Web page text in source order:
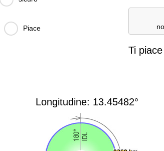
Piace
Ti
Longitudine: 13.45482°